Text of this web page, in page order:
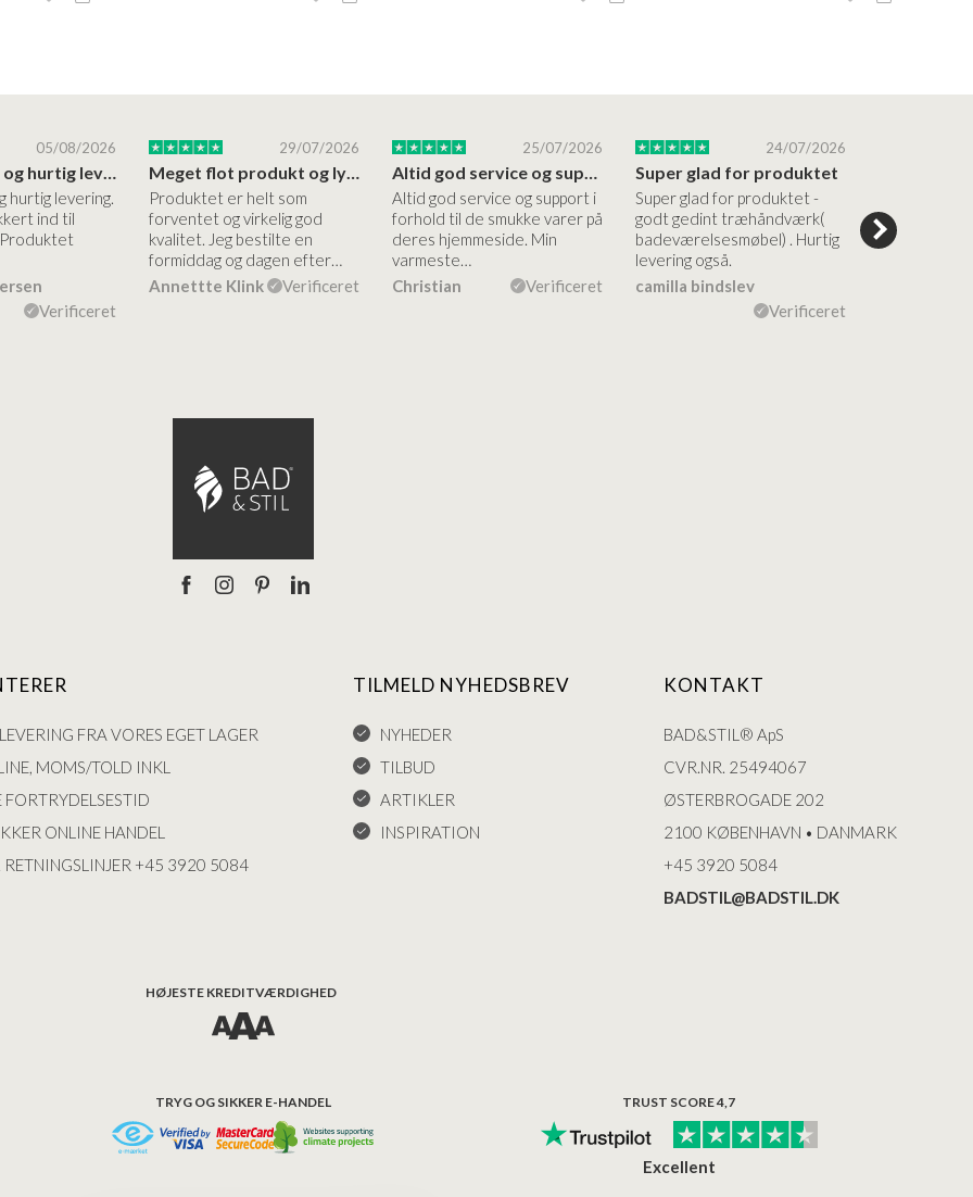
05/08/2026
Høj kvalitet og hurtig levering
hurtig levering.
ind til
Verificeret
29/07/2026
Meget flot produkt og lynhurtigt levering
Produktet er helt som
forventet og virkelig god
kvalitet. Jeg bestilte en
formiddag og dagen efter…
Annettte Klink
Verificeret
25/07/2026
Altid god service og support i
forhold til de smukke varer på
deres hjemmeside. Min
varmeste…
Christian
Verificeret
24/07/2026
Super glad for produktet
Super glad for produktet -
godt gedint træhåndværk(
badeværelsesmøbel) . Hurtig
levering også.
camilla bindslev
Verificeret
forståelig
nem
FRA VORES EGET LAGER
MOMS/TOLD INKL
ONLINE HANDEL
+45 3920 5084
TILMELD NYHEDSBREV
NYHEDER
TILBUD
ARTIKLER
INSPIRATION
KONTAKT
BAD&STIL® ApS
CVR.NR. 25494067
ØSTERBROGADE 202
2100 KØBENHAVN • DANMARK
+45 3920 5084
BADSTIL@BADSTIL.DK
HØJESTE KREDITVÆRDIGHED
TRYG OG SIKKER E-HANDEL TRUST SCORE 4,7
Excellent